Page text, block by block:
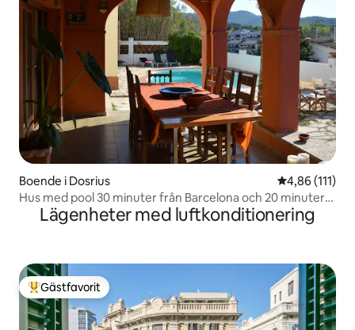
Boende i Dosrius 4,86 av 5 i
4,86 (111)
Hus med pool 30 minuter från Barcelona och 20 minuter
från Montmeló
Lägenheter med luftkonditionering
Populär gästfavorit
Gästfavorit